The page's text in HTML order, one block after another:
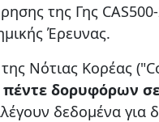
της Γης
Έρευνας.
Νότιας Κορέας
πέντε δορυφόρων
δεδομένα